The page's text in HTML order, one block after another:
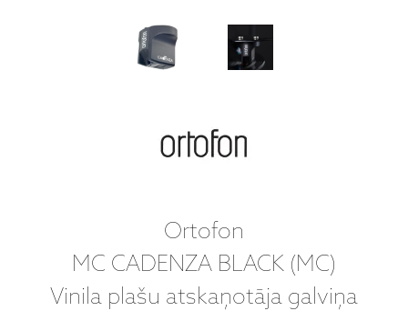
Ortofon
MC CADENZA BLACK (MC)
Vinila plašu atskaņotāja galviņa